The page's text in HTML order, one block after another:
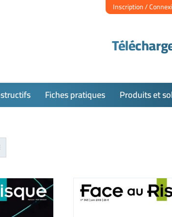
Inscription /
Fiches pratiques Produits et